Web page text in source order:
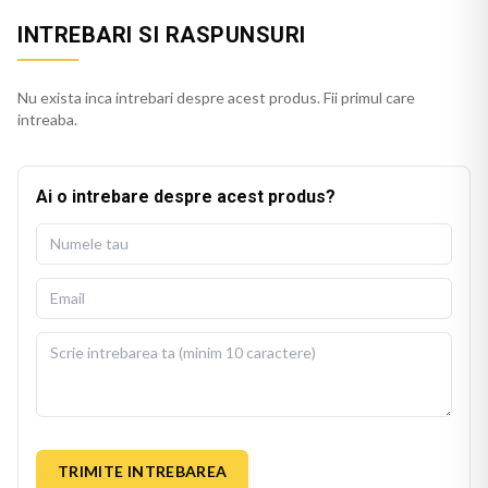
INTREBARI SI RASPUNSURI
Nu exista inca intrebari despre acest produs. Fii primul care
intreaba.
Ai o intrebare despre acest produs?
TRIMITE INTREBAREA